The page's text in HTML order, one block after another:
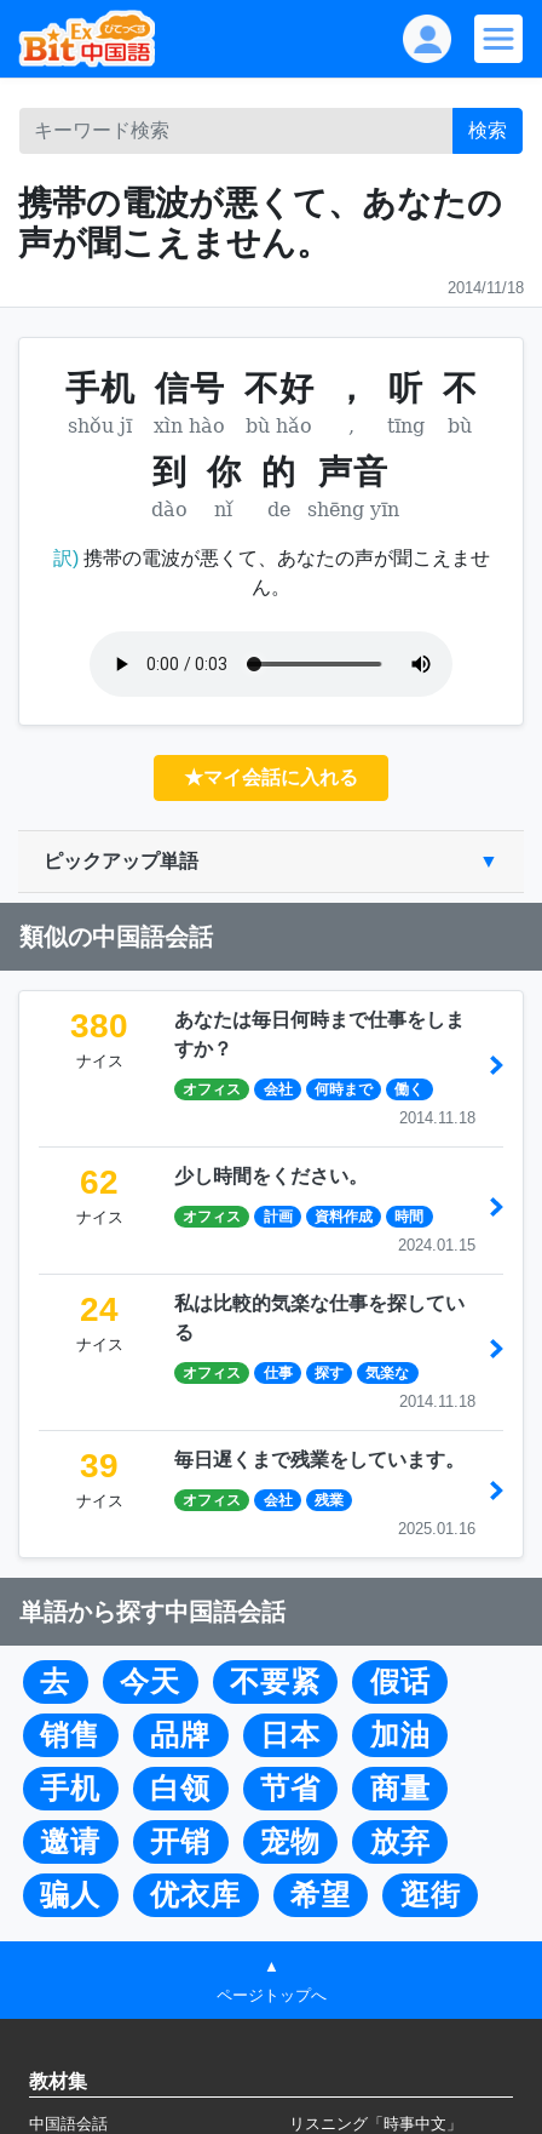
検索
携帯の電波が悪くて、あなたの
声が聞こえません。
2014/11/18
手机 信号 不好 ， 听 不
shǒu jī xìn hào bù hǎo , tīng bù
到 你 的 声音
dào nǐ de shēng yīn
訳)携帯の電波が悪くて、あなたの声が聞こえませ
ん。
★マイ会話に入れる
ピックアップ単語
類似の中国語会話
380
ナイス
あなたは毎日何時まで仕事をしま
すか？
オフィス 会社 何時まで 働く
2014.11.18
62
ナイス
少し時間をください。
オフィス 計画 資料作成 時間
2024.01.15
24
ナイス
私は比較的気楽な仕事を探してい
る
オフィス 仕事 探す 気楽な
2014.11.18
39
ナイス
毎日遅くまで残業をしています。
オフィス 会社 残業
2025.01.16
単語から探す中国語会話
去 今天 不要紧
假话
销售
品牌 日本
加油
手机
白领 节省
商量
邀请
开销 宠物
放弃
骗人
优衣库 希望 逛街
▲
ページトップへ
教材集
中国語会話
リスニング「時事中文」